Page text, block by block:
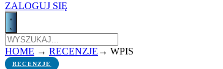
ZALOGUJ SIĘ
HOME → RECENZJE → WPIS
RECENZJE